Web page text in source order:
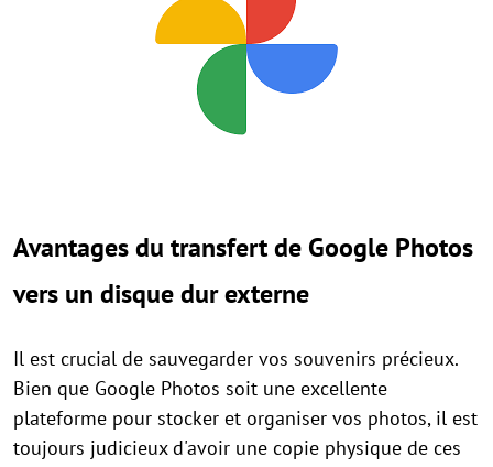
Avantages du transfert de Google Photos
vers un disque dur externe
Il est crucial de sauvegarder vos souvenirs précieux.
Bien que Google Photos soit une excellente
plateforme pour stocker et organiser vos photos, il est
toujours judicieux d'avoir une copie physique de ces